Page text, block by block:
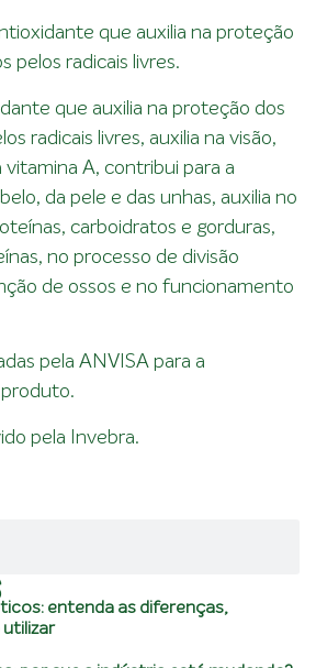
que auxilia na proteção
pelos radicais livres.
que auxilia na proteção dos
radicais livres, auxilia na visão,
A, contribui para a
da pele e das unhas, auxilia no
carboidratos e gorduras,
no processo de divisão
de ossos e no funcionamento
pela ANVISA para a
pela Invebra.
entenda as diferenças,
utilizar